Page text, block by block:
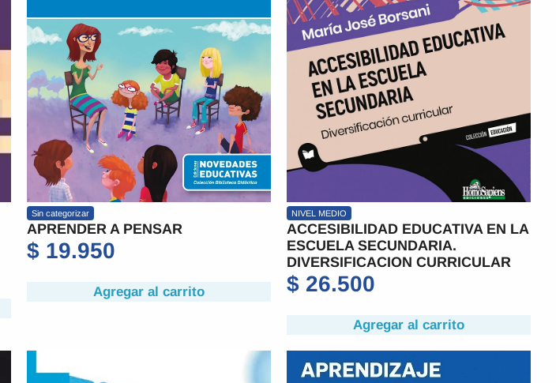
Sin categorizar
APRENDER A PENSAR
$ 19.950
Agregar al carrito
NIVEL MEDIO
ACCESIBILIDAD EDUCATIVA EN LA
ESCUELA SECUNDARIA.
DIVERSIFICACION CURRICULAR
$ 26.500
Agregar al carrito